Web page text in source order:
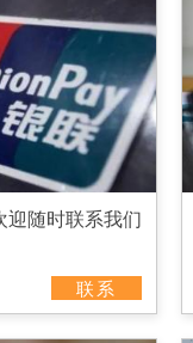
迎随时联系我们
联系